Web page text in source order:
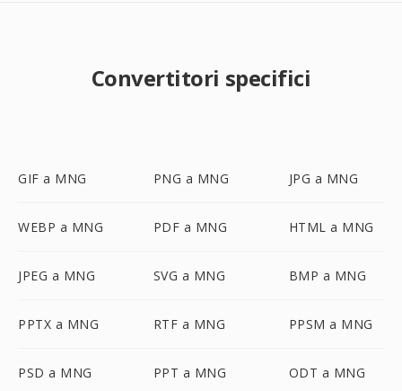
Convertitori specifici
GIF a MNG PNG a MNG JPG a MNG
WEBP a MNG PDF a MNG HTML a MNG
JPEG a MNG SVG a MNG BMP a MNG
PPTX a MNG RTF a MNG PPSM a MNG
PSD a MNG PPT a MNG ODT a MNG